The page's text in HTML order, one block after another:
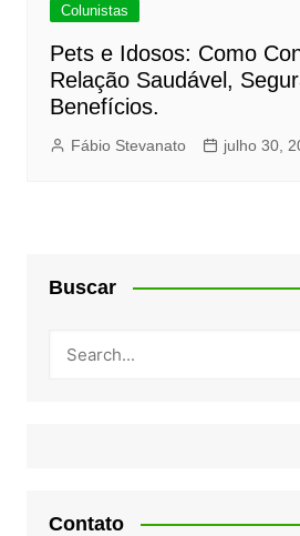
Colunistas
Pets e Idosos: Como
Relação Saudável,
Benefícios.
Fábio Stevanato julho 30,
Buscar
Contato